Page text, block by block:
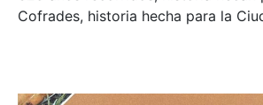
Cofrades, historia hecha para la